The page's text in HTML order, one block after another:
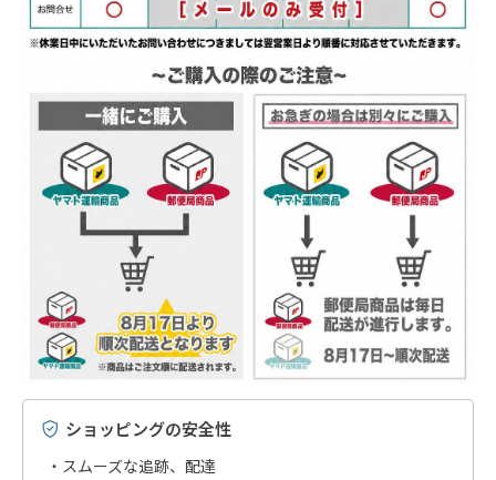
ショッピングの安全性
スムーズな追跡、配達